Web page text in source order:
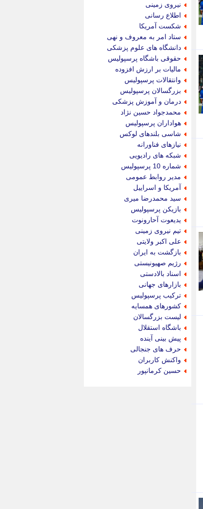
نیروی زمینی
اطلاع رسانی
شکست آمریکا
ستاد امر به معروف و نهی
دانشگاه های علوم پزشکی
حقوقی باشگاه پرسپولیس
مالیات بر ارزش افزوده
وانتقالات پرسپولیس
بزرگسالان پرسپولیس
درمان و آموزش پزشکی
محمدجواد حسین نژاد
هواداران پرسپولیس
شاسی بلندهای لوکس
نیازهای فناورانه
شبکه های رادیویی
شماره 10 پرسپولیس
مدیر روابط عمومی
آمریکا و اسراییل
سید محمدرضا میری
بازیکن پرسپولیس
یدیعوت آحارونوت
تیم نیروی زمینی
علی اکبر ولایتی
بازگشت به ایران
رژیم صهیونیستی
اسناد بالادستی
بازارهای جهانی
ترکیب پرسپولیس
کشورهای همسایه
لیست بزرگسالان
باشگاه استقلال
پیش بینی آینده
حرف های جنجالی
واکنش کاربران
حسین کرمانپور